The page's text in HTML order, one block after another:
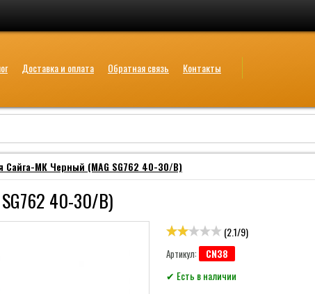
Доставка и оплата Обратная связь Контакты
Сайга-МК Черный (MAG SG762 40-30/B)
40-30/B)
(2.1/9)
Артикул: CN38
✔ Есть в наличии